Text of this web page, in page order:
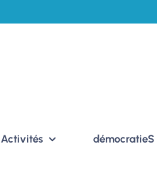
Activités démocratieS